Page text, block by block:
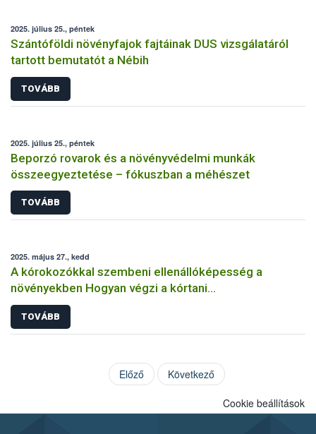
2025. július 25., péntek
Szántóföldi növényfajok fajtáinak DUS vizsgálatáról
tartott bemutatót a Nébih
TOVÁBB
2025. július 25., péntek
Beporzó rovarok és a növényvédelmi munkák
összeegyeztetése – fókuszban a méhészet
TOVÁBB
2025. május 27., kedd
A kórokozókkal szembeni ellenállóképesség a
növényekben Hogyan végzi a kórtani
rezisztenciavizsgálatokat a Nébih?
TOVÁBB
Előző Következő
Cookie beállítások